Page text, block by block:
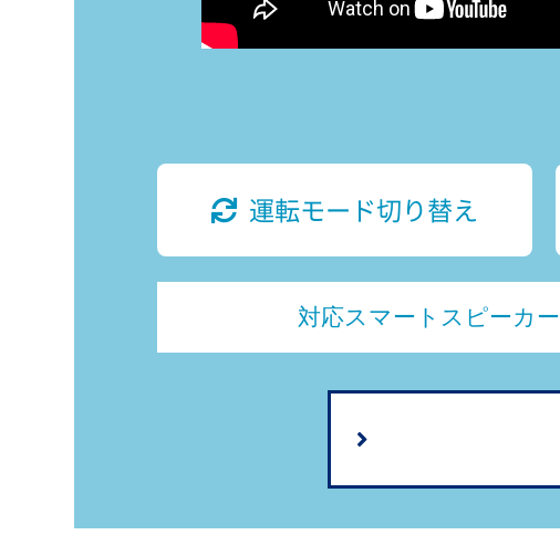
運転モード切り替え
対応スマートスピーカー